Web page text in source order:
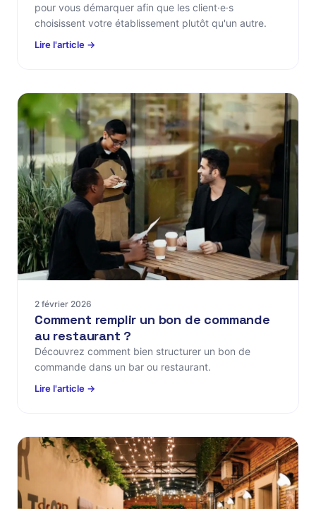
pour vous démarquer afin que les client·e·s
choisissent votre établissement plutôt qu'un autre.
Lire l'article →
2 février 2026
Comment remplir un bon de commande
au restaurant ?
Découvrez comment bien structurer un bon de
commande dans un bar ou restaurant.
Lire l'article →